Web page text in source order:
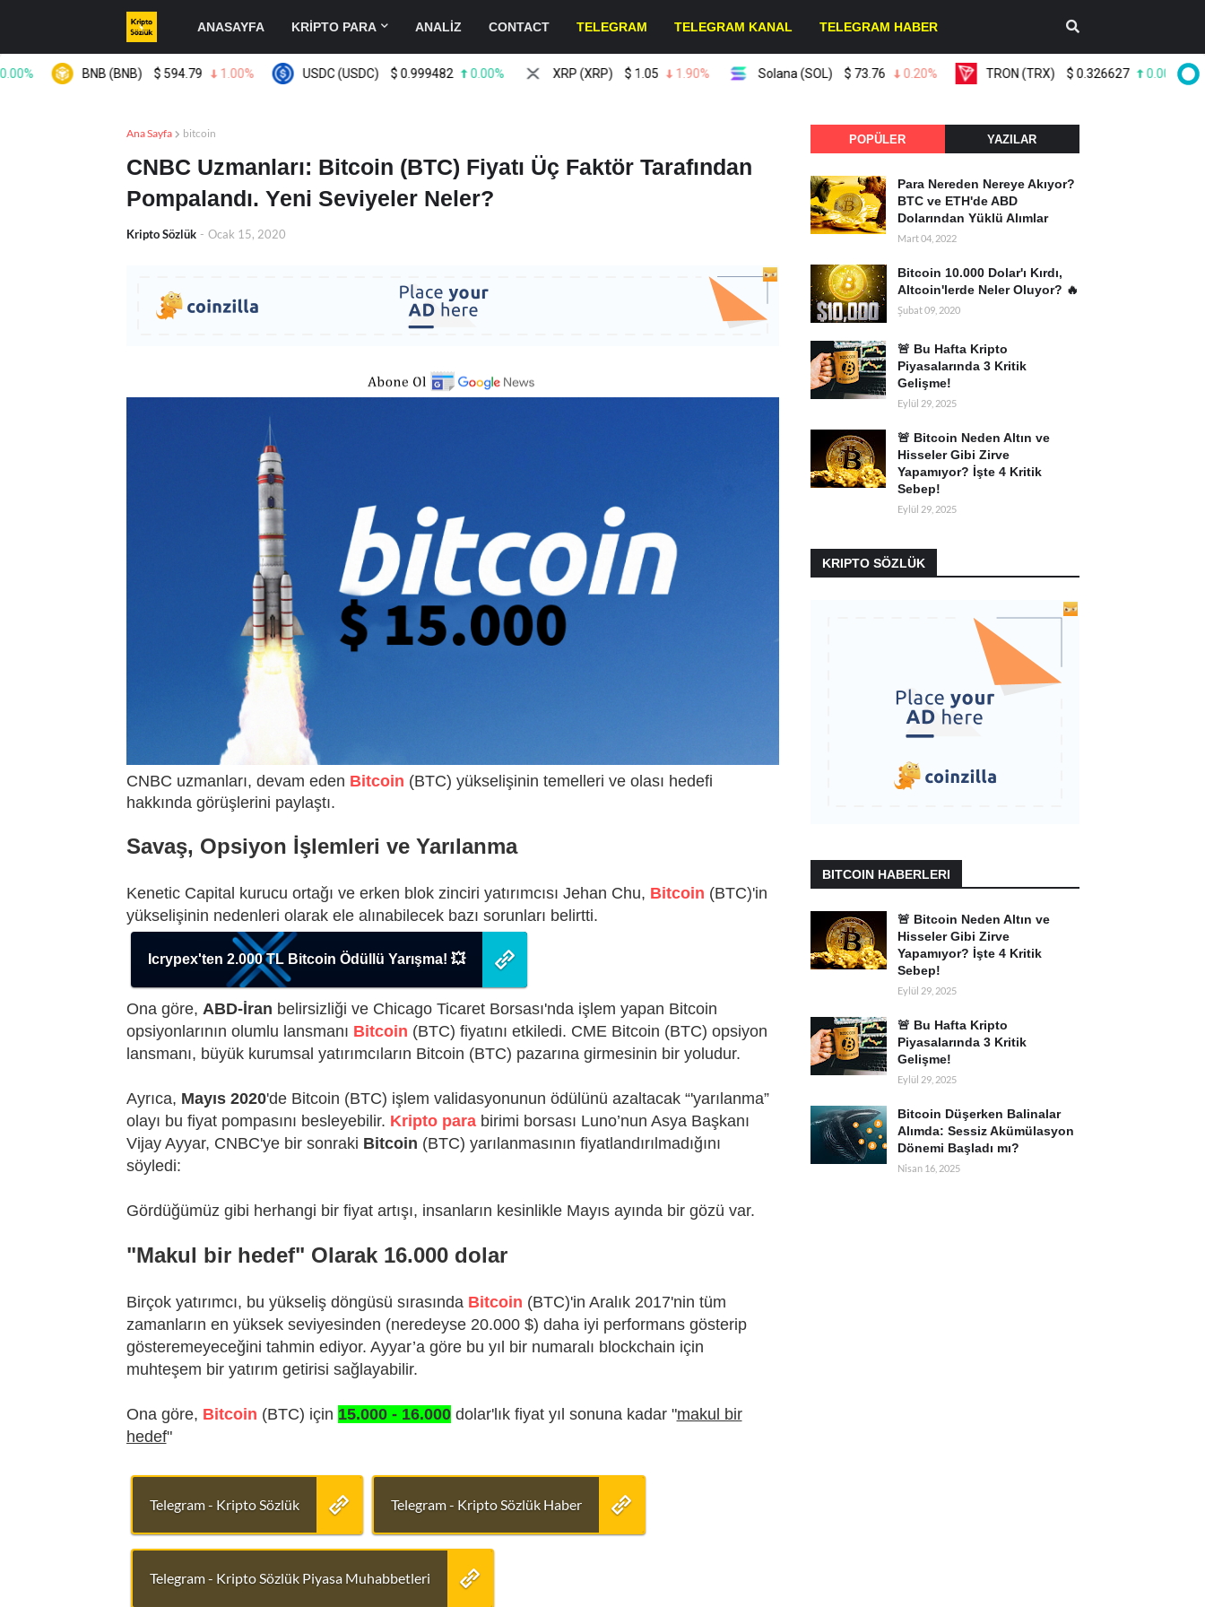
ANASAYFA KRİPTO PARA ANALİZ CONTACT TELEGRAM TELEGRAM KANAL TELEGRAM HABER
BNB (BNB) $594.79 1.00% USDC (USDC) $0.999482 0.00% XRP (XRP) $1.05 1.90% Solana (SOL) $73.76 0.20% TRON (TRX) $0.326627 0.00%
Ana Sayfa bitcoin
CNBC Uzmanları: Bitcoin (BTC) Fiyatı Üç Faktör Tarafından
Pompalandı. Yeni Seviyeler Neler?
Kripto Sözlük - Ocak 15, 2020
CNBC uzmanları, devam eden Bitcoin (BTC) yükselişinin temelleri ve olası hedefi
hakkında görüşlerini paylaştı.
Savaş, Opsiyon İşlemleri ve Yarılanma
Kenetic Capital kurucu ortağı ve erken blok zinciri yatırımcısı Jehan Chu, Bitcoin (BTC)'in
yükselişinin nedenleri olarak ele alınabilecek bazı sorunları belirtti.
Icrypex'ten 2.000 TL Bitcoin Ödüllü Yarışma! 💥
Ona göre, ABD-İran belirsizliği ve Chicago Ticaret Borsası'nda işlem yapan Bitcoin
opsiyonlarının olumlu lansmanı Bitcoin (BTC) fiyatını etkiledi. CME Bitcoin (BTC) opsiyon
lansmanı, büyük kurumsal yatırımcıların Bitcoin (BTC) pazarına girmesinin bir yoludur.
Ayrıca, Mayıs 2020'de Bitcoin (BTC) işlem validasyonunun ödülünü azaltacak “'yarılanma”
olayı bu fiyat pompasını besleyebilir. Kripto parabirimi borsası Luno’nun Asya Başkanı
Vijay Ayyar, CNBC'ye bir sonraki Bitcoin (BTC) yarılanmasının fiyatlandırılmadığını
söyledi:
Gördüğümüz gibi herhangi bir fiyat artışı, insanların kesinlikle Mayıs ayında bir gözü var.
"Makul bir hedef" Olarak 16.000 dolar
Birçok yatırımcı, bu yükseliş döngüsü sırasında Bitcoin (BTC)'in Aralık 2017'nin tüm
zamanların en yüksek seviyesinden (neredeyse 20.000 $) daha iyi performans gösterip
gösteremeyeceğini tahmin ediyor. Ayyar’a göre bu yıl bir numaralı blockchain için
muhteşem bir yatırım getirisi sağlayabilir.
Ona göre, Bitcoin (BTC) için 15.000 - 16.000dolar'lık fiyat yıl sonuna kadar "makul bir
hedef"
Telegram - Kripto Sözlük Telegram - Kripto Sözlük Haber
Telegram - Kripto Sözlük Piyasa Muhabbetleri
POPÜLER YAZILAR
Para Nereden Nereye Akıyor?
BTC ve ETH'de ABD
Dolarından Yüklü Alımlar
Mart 04, 2022
Bitcoin 10.000 Dolar'ı Kırdı,
Altcoin'lerde Neler Oluyor? 🔥
Şubat 09, 2020
🚨 Bu Hafta Kripto
Piyasalarında 3 Kritik
Gelişme!
Eylül 29, 2025
🚨 Bitcoin Neden Altın ve
Hisseler Gibi Zirve
Yapamıyor? İşte 4 Kritik
Sebep!
Eylül 29, 2025
KRIPTO SÖZLÜK
BITCOIN HABERLERI
🚨 Bitcoin Neden Altın ve
Hisseler Gibi Zirve
Yapamıyor? İşte 4 Kritik
Sebep!
Eylül 29, 2025
🚨 Bu Hafta Kripto
Piyasalarında 3 Kritik
Gelişme!
Eylül 29, 2025
Bitcoin Düşerken Balinalar
Alımda: Sessiz Akümülasyon
Dönemi Başladı mı?
Nisan 16, 2025